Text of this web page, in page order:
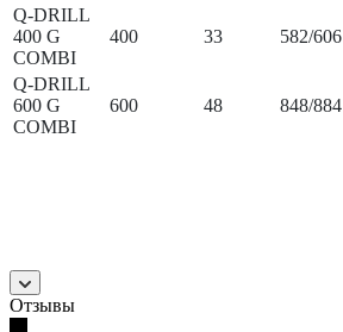
Q-DRILL
400 G
COMBI
400 33 582/606
Q-DRILL
600 G
COMBI
600 48 848/884
Отзывы